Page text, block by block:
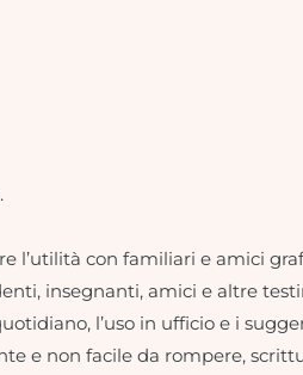
l’utilità con familiari e amici
insegnanti, amici e altre
l’uso in ufficio e i
e non facile da rompere,